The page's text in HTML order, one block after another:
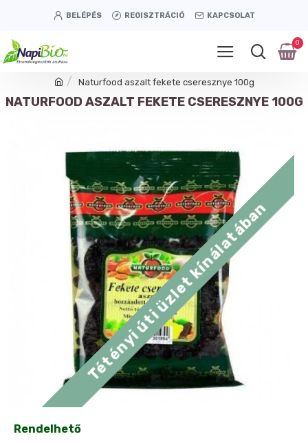
BELÉPÉS REGISZTRÁCIÓ KAPCSOLAT
0
Naturfood aszalt fekete cseresznye 100g
NATURFOOD ASZALT FEKETE CSERESZNYE 100G
Tétényi úti üzlet kínálatában
Rendelhető